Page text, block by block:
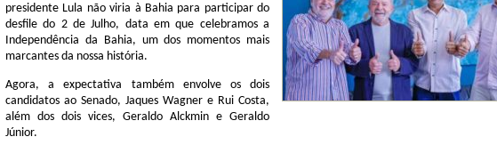
presidente Lula não viria à Bahia para participar do
desfile do 2 de Julho, data em que celebramos a
Independência da Bahia, um dos momentos mais
marcantes da nossa história.
Agora, a expectativa também envolve os dois
candidatos ao Senado, Jaques Wagner e Rui Costa,
além dos dois vices, Geraldo Alckmin e Geraldo
Júnior.